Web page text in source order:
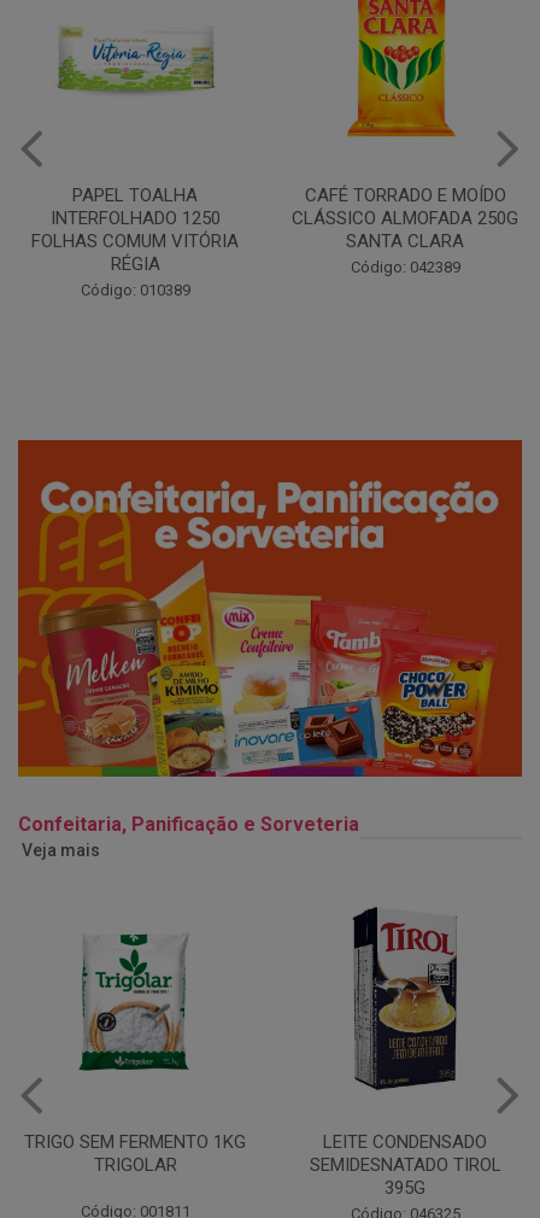
CAFÉ TORRADO E MOÍDO
CLÁSSICO ALMOFADA 250G
SANTA CLARA
Código: 042389
Copo Plástico Branco 180ml
Pacote c/100 - Cristalcopo
Código: 031413
Confeitaria, Panificação e Sorveteria
Veja mais
LEITE CONDENSADO
SEMIDESNATADO TIROL
Código: 046325
CHANTILINHO EM PO 400G
MIX
Código: 037442